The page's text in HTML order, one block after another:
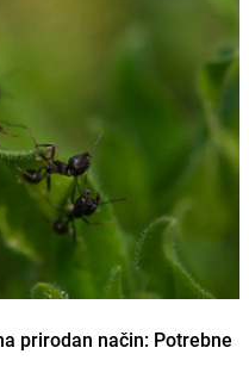
prirodan način: Potrebne